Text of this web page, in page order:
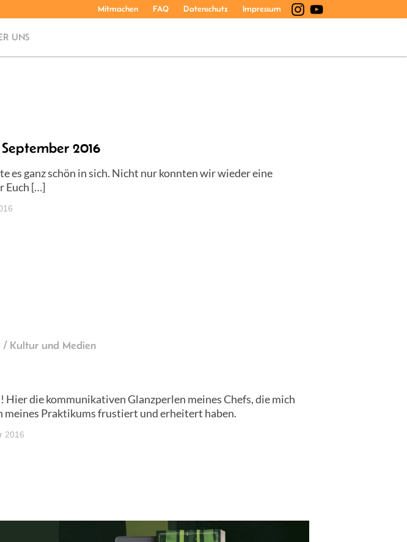
Mitmachen FAQ Datenschutz Impressum
UNS
2016
es ganz schön in sich. Nicht nur konnten wir wieder eine
Euch […]
/ Kultur und Medien
Hier die kommunikativen Glanzperlen meines Chefs, die mich
meines Praktikums frustiert und erheitert haben.
2016